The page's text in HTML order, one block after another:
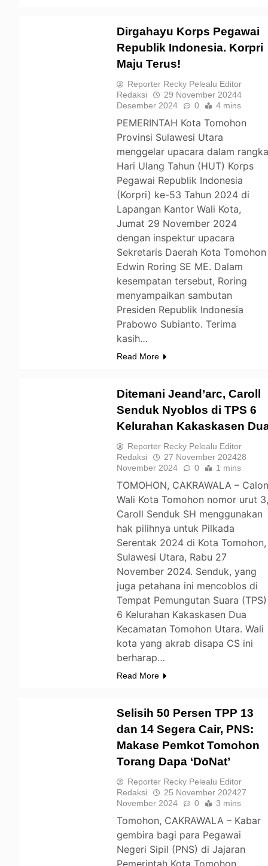
Dirgahayu Korps Pegawai
Republik Indonesia. Korpri
Maju Terus!
Reporter Recky Pelealu Editor
Redaksi
29 November 20244
Desember 2024
0 4 mins
PEMERINTAH Kota Tomohon
Provinsi Sulawesi Utara
menggelar upacara dalam
Hari Ulang Tahun (HUT) Korps
Pegawai Republik Indonesia
(Korpri) ke-53 Tahun 2024 di
Lapangan Kantor Wali Kota,
Jumat 29 November 2024
dengan inspektur upacara
Sekretaris Daerah Kota Tomohon
Edwin Roring SE ME. Dalam
kesempatan tersebut, Roring
menyampaikan sambutan
Presiden Republik Indonesia
Prabowo Subianto. Terima
kasih…
Read More
Ditemani Jeand’arc, Caroll
Senduk Nyoblos di TPS 6
Kelurahan Kakaskasen
Reporter Recky Pelealu Editor
Redaksi
27 November 202428
November 2024
0 1 mins
TOMOHON, CAKRAWALA –
Wali Kota Tomohon nomor urut
Caroll Senduk SH menggunakan
hak pilihnya untuk Pilkada
Serentak 2024 di Kota Tomohon,
Sulawesi Utara, Rabu 27
November 2024. Senduk, yang
juga petahana ini mencoblos di
Tempat Pemungutan Suara (TPS)
6 Kelurahan Kakaskasen Dua
Kecamatan Tomohon Utara. Wali
kota yang akrab disapa CS ini
berharap…
Read More
Selisih 50 Persen TPP 13
dan 14 Segera Cair, PNS:
Makase Pemkot Tomohon
Torang Dapa ‘DoNat’
Reporter Recky Pelealu Editor
Redaksi
25 November 202427
November 2024
0 3 mins
Tomohon, CAKRAWALA – Kabar
gembira bagi para Pegawai
Negeri Sipil (PNS) di Jajaran